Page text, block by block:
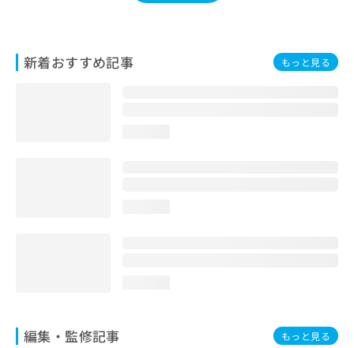
新着おすすめ記事 もっと見る
編集・監修記事 もっと見る
合
わ